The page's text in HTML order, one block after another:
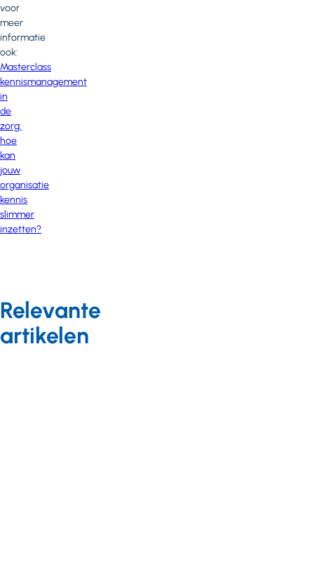
voor
meer
informatie
ook:
Masterclass
kennismanagement
in
de
zorg:
hoe
kan
jouw
organisatie
kennis
slimmer
inzetten?
Relevante
artikelen